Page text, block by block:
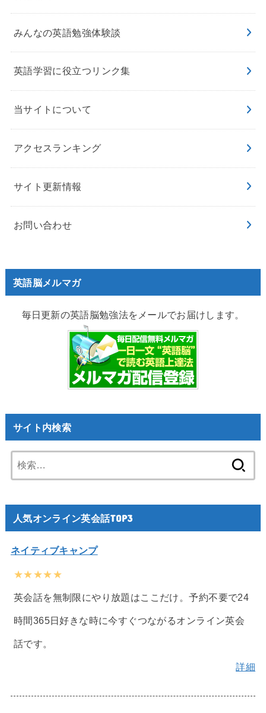
みんなの英語勉強体験談
英語学習に役立つリンク集
当サイトについて
アクセスランキング
サイト更新情報
お問い合わせ
英語脳メルマガ
毎日更新の英語脳勉強法をメールでお届けします。
サイト内検索
索:
人気オンライン英会話TOP3
ネイティブキャンプ
★★★★★
英会話を無制限にやり放題はここだけ。予約不要で24
時間365日好きな時に今すぐつながるオンライン英会
話です。
詳細